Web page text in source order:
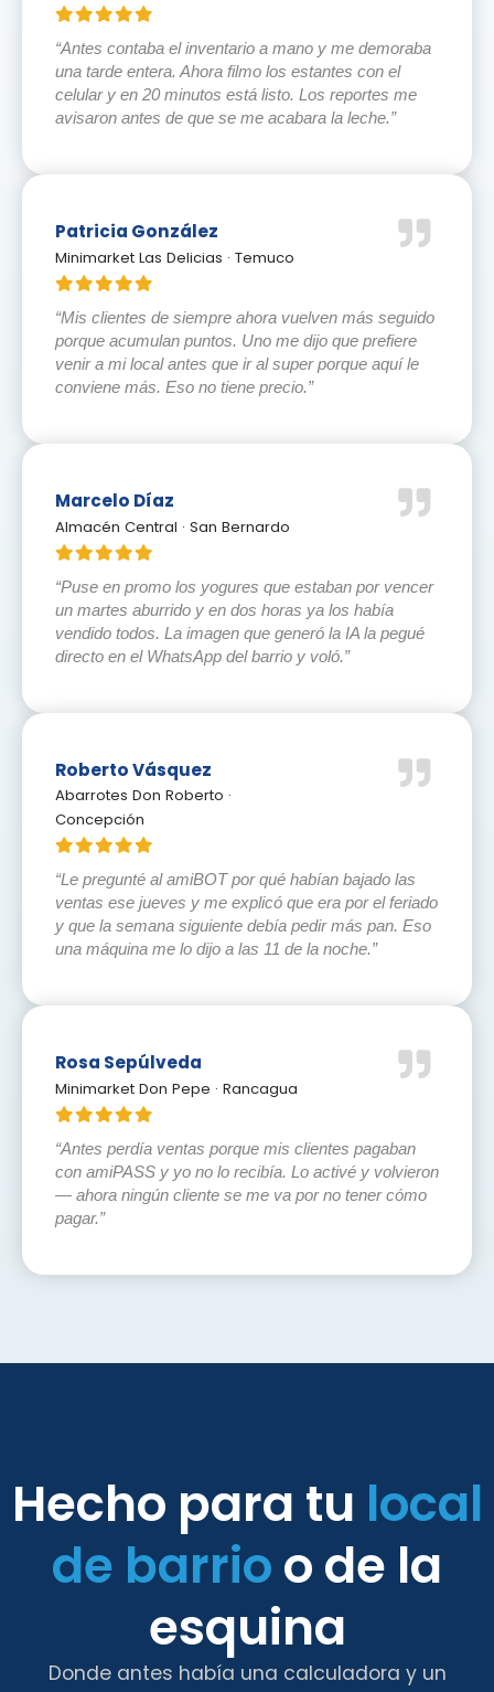
“Antes contaba el inventario a mano y me demoraba
una tarde entera. Ahora filmo los estantes con el
celular y en 20 minutos está listo. Los reportes me
avisaron antes de que se me acabara la leche.”
Patricia González
Minimarket Las Delicias · Temuco
“Mis clientes de siempre ahora vuelven más seguido
porque acumulan puntos. Uno me dijo que prefiere
venir a mi local antes que ir al super porque aquí le
conviene más. Eso no tiene precio.”
Marcelo Díaz
Almacén Central · San Bernardo
“Puse en promo los yogures que estaban por vencer
un martes aburrido y en dos horas ya los había
vendido todos. La imagen que generó la IA la pegué
directo en el WhatsApp del barrio y voló.”
Roberto Vásquez
Abarrotes Don Roberto ·
Concepción
“Le pregunté al amiBOT por qué habían bajado las
ventas ese jueves y me explicó que era por el feriado
y que la semana siguiente debía pedir más pan. Eso
una máquina me lo dijo a las 11 de la noche.”
Rosa Sepúlveda
Minimarket Don Pepe · Rancagua
“Antes perdía ventas porque mis clientes pagaban
con amiPASS y yo no lo recibía. Lo activé y volvieron
— ahora ningún cliente se me va por no tener cómo
pagar.”
Hecho para tu local
de barrioo de la
esquina
Donde antes había una calculadora y un